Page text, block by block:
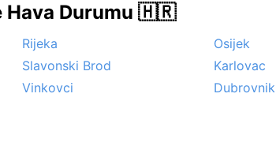
Hava Durumu 🇭🇷
Rijeka
Osijek
Slavonski Brod
Karlovac
Vinkovci
Dubrovnik